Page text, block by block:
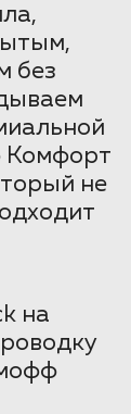
без
Комфорт
не
на